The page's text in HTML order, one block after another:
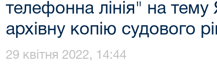
телефонна лінія" на
архівну копію судового
29 квітня 2022, 14:44